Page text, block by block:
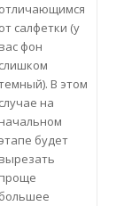
отличающимся
от салфетки (у
вас фон
слишком
В этом
случае на
начальном
этапе будет
вырезать
проще
большее